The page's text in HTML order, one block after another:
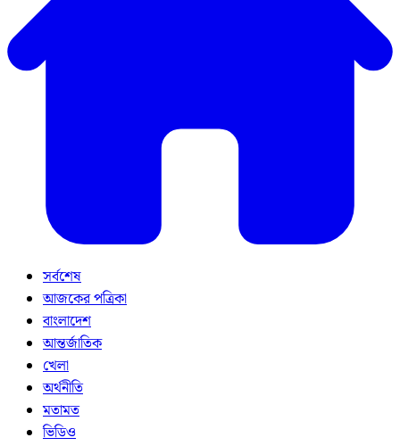
সর্বশেষ
আজকের পত্রিকা
বাংলাদেশ
আন্তর্জাতিক
খেলা
অর্থনীতি
মতামত
ভিডিও